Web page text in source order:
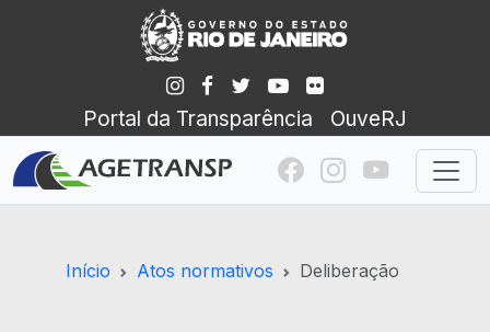
Portal da Transparência OuveRJ
Início Atos normativos Deliberação